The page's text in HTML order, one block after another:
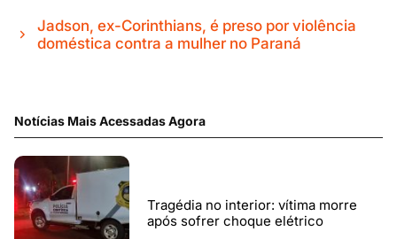
Jadson, ex-Corinthians, é preso por violência
doméstica contra a mulher no Paraná
Notícias Mais Acessadas Agora
Tragédia no interior: vítima morre
após sofrer choque elétrico